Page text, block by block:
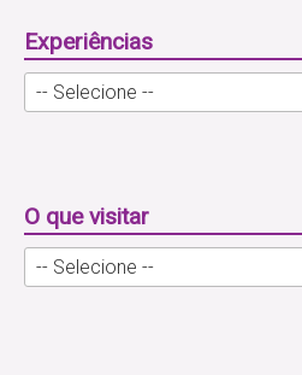
Experiências
O que visitar